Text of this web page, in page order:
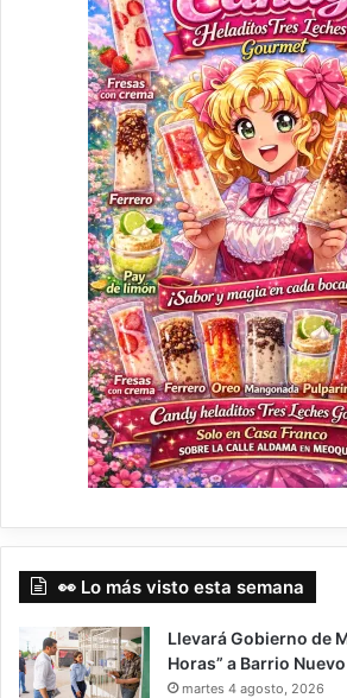
👀 Lo más visto esta semana
Llevará Gobierno de
Horas” a Barrio
martes 4 agosto, 2026